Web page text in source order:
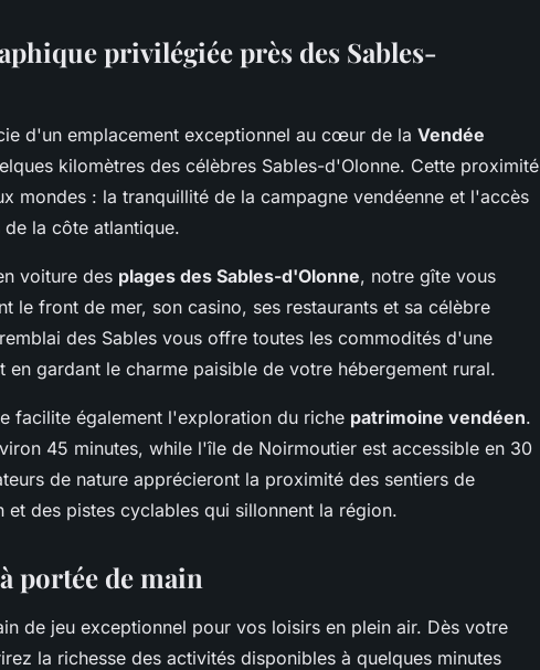
privilégiée près des Sables-
d'un emplacement exceptionnel au cœur de la Vendée
kilomètres des célèbres Sables-d'Olonne. Cette proximité
mondes : la tranquillité de la campagne vendéenne et l'accès
la côte atlantique.
voiture des plages des Sables-d'Olonne, notre gîte vous
le front de mer, son casino, ses restaurants et sa célèbre
des Sables vous offre toutes les commodités d'une
en gardant le charme paisible de votre hébergement rural.
facilite également l'exploration du riche patrimoine vendéen.
45 minutes, while l'île de Noirmoutier est accessible en 30
de nature apprécieront la proximité des sentiers de
et des pistes cyclables qui sillonnent la région.
portée de main
de jeu exceptionnel pour vos loisirs en plein air. Dès votre
la richesse des activités disponibles à quelques minutes